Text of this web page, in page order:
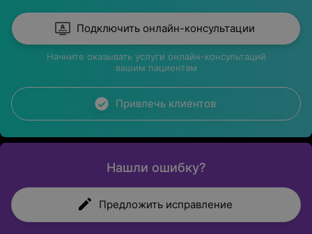
Подключить онлайн-консультации
Начните оказывать услуги онлайн-консультаций
вашим пациентам
Привлечь клиентов
Нашли ошибку?
Предложить исправление